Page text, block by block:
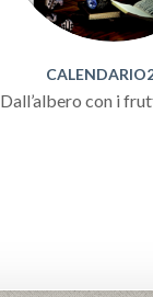
Dall’albero con i